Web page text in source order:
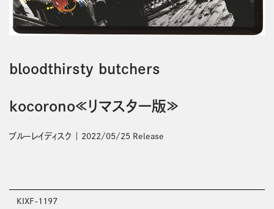
bloodthirsty butchers
kocorono≪リマスター版≫
ブルーレイディスク 2022/05/25 Release
KIXF-1197